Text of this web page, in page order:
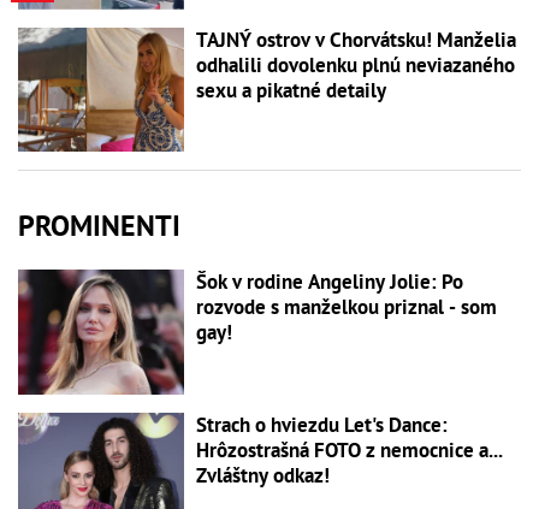
TAJNÝ ostrov v Chorvátsku! Manželia
odhalili dovolenku plnú neviazaného
sexu a pikatné detaily
PROMINENTI
Šok v rodine Angeliny Jolie: Po
rozvode s manželkou priznal - som
gay!
Strach o hviezdu Let's Dance:
Hrôzostrašná FOTO z nemocnice a...
Zvláštny odkaz!